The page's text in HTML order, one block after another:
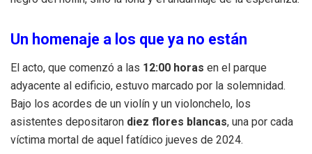
Un homenaje a los que ya no están
El acto, que comenzó a las 12:00 horas en el parque
adyacente al edificio, estuvo marcado por la solemnidad.
Bajo los acordes de un violín y un violonchelo, los
asistentes depositaron diez flores blancas, una por cada
víctima mortal de aquel fatídico jueves de 2024.